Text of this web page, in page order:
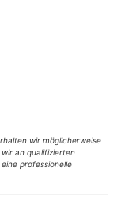
wir möglicherweise
an qualifizierten
professionelle